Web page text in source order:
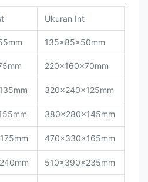
Ukuran Int
135x85x50mm
220x160x70mm
320x240x125mm
380x280x145mm
470x330x165mm
510x390x235mm